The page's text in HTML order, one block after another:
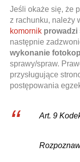
Jeśli okaże się, że
z rachunku, należy
komornik prowadzi
następnie
wykonanie
sprawy/spraw.
przysługujące
postępowania
Art. 9